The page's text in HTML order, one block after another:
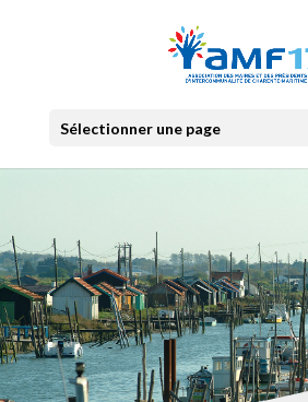
Sélectionner une page